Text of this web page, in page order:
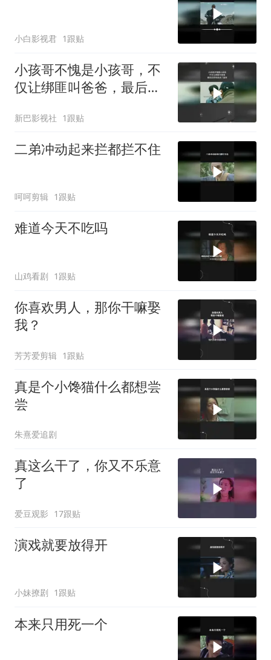
小白影视君 1跟贴
小孩哥不愧是小孩哥，不
仅让绑匪叫爸爸，最后还
新巴影视社 1跟贴
二弟冲动起来拦都拦不住
呵呵剪辑 1跟贴
难道今天不吃吗
山鸡看剧 1跟贴
你喜欢男人，那你干嘛娶
我？
芳芳爱剪辑 1跟贴
真是个小馋猫什么都想尝
尝
朱熹爱追剧
真这么干了，你又不乐意
了
爱豆观影 17跟贴
演戏就要放得开
小妹撩剧 1跟贴
本来只用死一个